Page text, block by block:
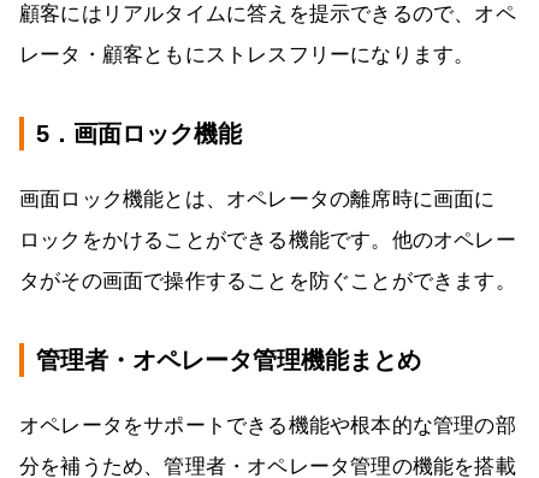
顧客にはリアルタイムに答えを提示できるので、オペ
レータ・顧客ともにストレスフリーになります。
5．画面ロック機能
画面ロック機能とは、オペレータの離席時に画面に
ロックをかけることができる機能です。他のオペレー
タがその画面で操作することを防ぐことができます。
管理者・オペレータ管理機能まとめ
オペレータをサポートできる機能や根本的な管理の部
分を補うため、管理者・オペレータ管理の機能を搭載